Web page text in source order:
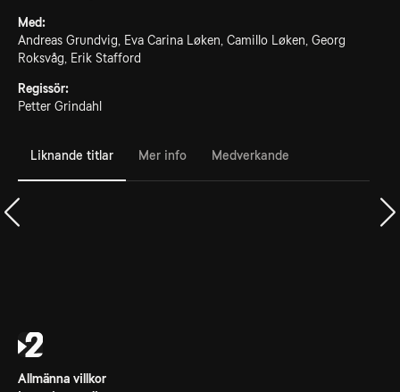
Med:
Andreas Grundvig, Eva Carina Løken, Camillo Løken, Georg
Roksvåg, Erik Stafford
Regissör:
Petter Grindahl
Liknande titlar Mer info Medverkande
Allmänna villkor